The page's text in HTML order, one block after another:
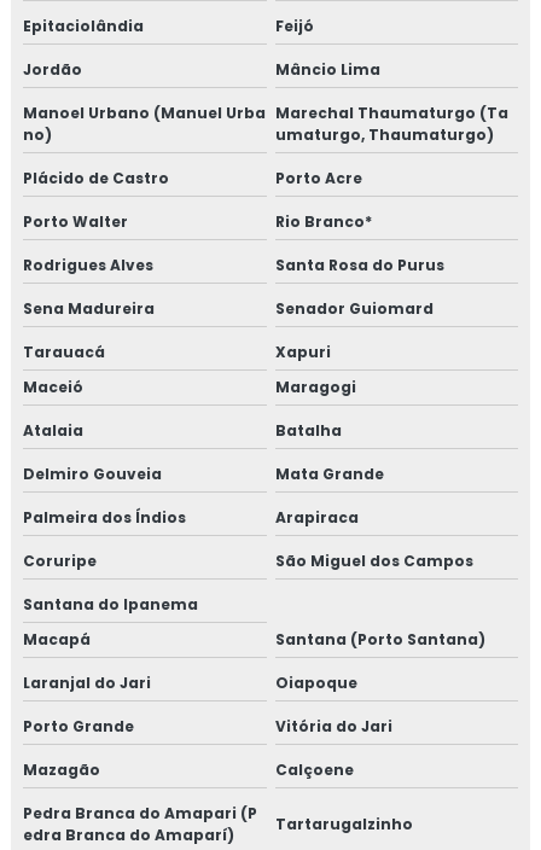
Epitaciolândia Feijó
Jordão Mâncio Lima
Manoel Urbano (Manuel Urba
no)
Marechal Thaumaturgo (Ta
umaturgo, Thaumaturgo)
Plácido de Castro Porto Acre
Porto Walter Rio Branco*
Rodrigues Alves Santa Rosa do Purus
Sena Madureira Senador Guiomard
Tarauacá
Xapuri
Maceió
Maragogi
Atalaia Batalha
Delmiro Gouveia Mata Grande
Palmeira dos Índios Arapiraca
Coruripe São Miguel dos Campos
Santana do Ipanema
Macapá
Santana (Porto Santana)
Laranjal do Jari Oiapoque
Porto Grande Vitória do Jari
Mazagão Calçoene
Pedra Branca do Amapari (P
edra Branca do Amaparí)
Tartarugalzinho